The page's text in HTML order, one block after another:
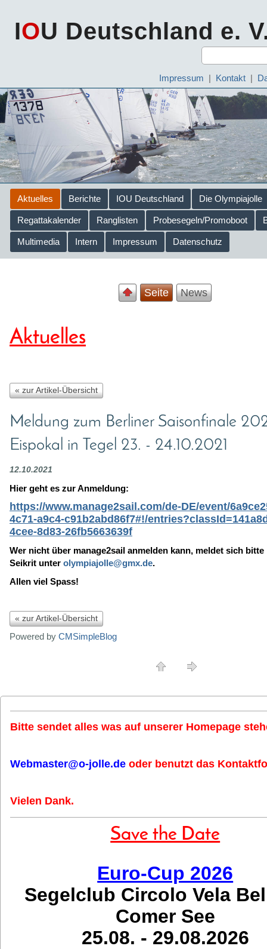
IOU Deutschland e.
Impressum | Kontakt |
Aktuelles Berichte IOU Deutschland Die Olympiajolle
Regattakalender Ranglisten Probesegeln/Promoboot
Multimedia Intern Impressum Datenschutz
Seite News
Aktuelles
« zur Artikel-Übersicht
Meldung zum Berliner Saisonfinale
Eispokal in Tegel 23. - 24.10.2021
12.10.2021
Hier geht es zur Anmeldung:
https://www.manage2sail.com/de-DE/event/
4c71-a9c4-c91b2abd86f7#!/
4cee-8d83-26fb5663639f
Wer nicht über manage2sail anmelden kann, meldet sich
Seikrit unter olympiajolle@gmx.de.
Allen viel Spass!
« zur Artikel-Übersicht
Powered by CMSimpleBlog
Bitte sendet alles was auf unserer Homepage
Webmaster@o-jolle.de oder benutzt das
Vielen Dank.
Save the Date
Euro-Cup 2026
Segelclub Circolo Vela
Comer See
25.08. - 29.08.2026